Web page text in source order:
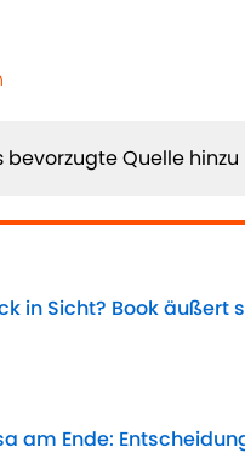
bevorzugte Quelle hinzu
in Sicht? Book äußert
Date
am Ende:
Date